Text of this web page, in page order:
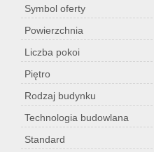
Symbol oferty
Powierzchnia
Liczba pokoi
Piętro
Rodzaj budynku
Technologia budowlana
Standard